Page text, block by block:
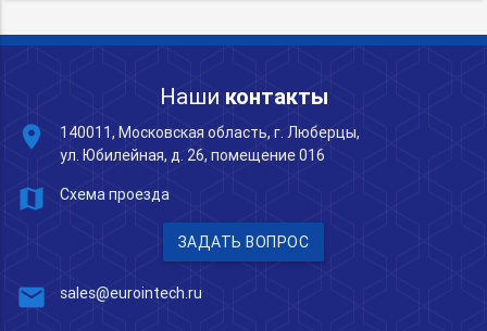
Наши контакты
place
140011, Московская область, г. Люберцы,
ул. Юбилейная, д. 26, помещение 016
map Схема проезда
ЗАДАТЬ ВОПРОС
mail sales@eurointech.ru